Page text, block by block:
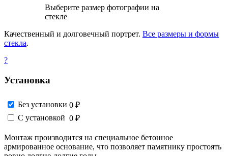
Выберите размер фотографии на
стекле
Качественный и долговечный портрет. Все размеры и формы
стекла.
?
Установка
Без установки 0 ₽
С установкой 0 ₽
Монтаж производится на специальное бетонное
армированное основание, что позволяет памятнику простоять